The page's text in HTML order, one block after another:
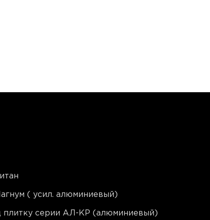
( усил. алюминиевый)
плитку серии АЛ-КР (алюминиевый)